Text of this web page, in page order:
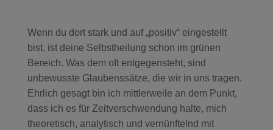
Wenn du dort stark und auf „positiv“ eingestellt
bist, ist deine Selbstheilung schon im grünen
Bereich. Was dem oft entgegensteht, sind
unbewusste Glaubenssätze, die wir in uns tragen.
Ehrlich gesagt bin ich mittlerweile an dem Punkt,
dass ich es für Zeitverschwendung halte, mich
theoretisch, analytisch und vernünftelnd mit